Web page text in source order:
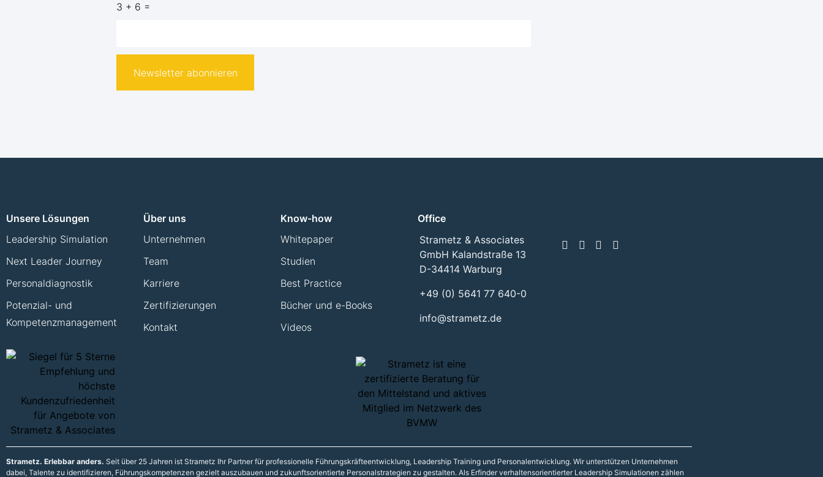
3 + 6 =
Newsletter abonnieren
Unsere Lösungen
Leadership Simulation
Next Leader Journey
Personaldiagnostik
Potenzial- und
Kompetenzmanagement
Über uns
Unternehmen
Team
Karriere
Zertifizierungen
Kontakt
Know-how
Whitepaper
Studien
Best Practice
Bücher und e-Books
Videos
Office
Strametz & Associates
GmbH Kalandstraße 13
D-34414 Warburg
+49 (0) 5641 77 640-0
info@strametz.de
Strametz. Erlebbar anders. Seit über 25 Jahren ist Strametz Ihr Partner für professionelle Führungskräfteentwicklung, Leadership Training und Personalentwicklung. Wir unterstützen Unternehmen
dabei, Talente zu identifizieren, Führungskompetenzen gezielt auszubauen und zukunftsorientierte Personalstrategien zu gestalten. Als Erfinder verhaltensorientierter Leadership Simulationen zählen